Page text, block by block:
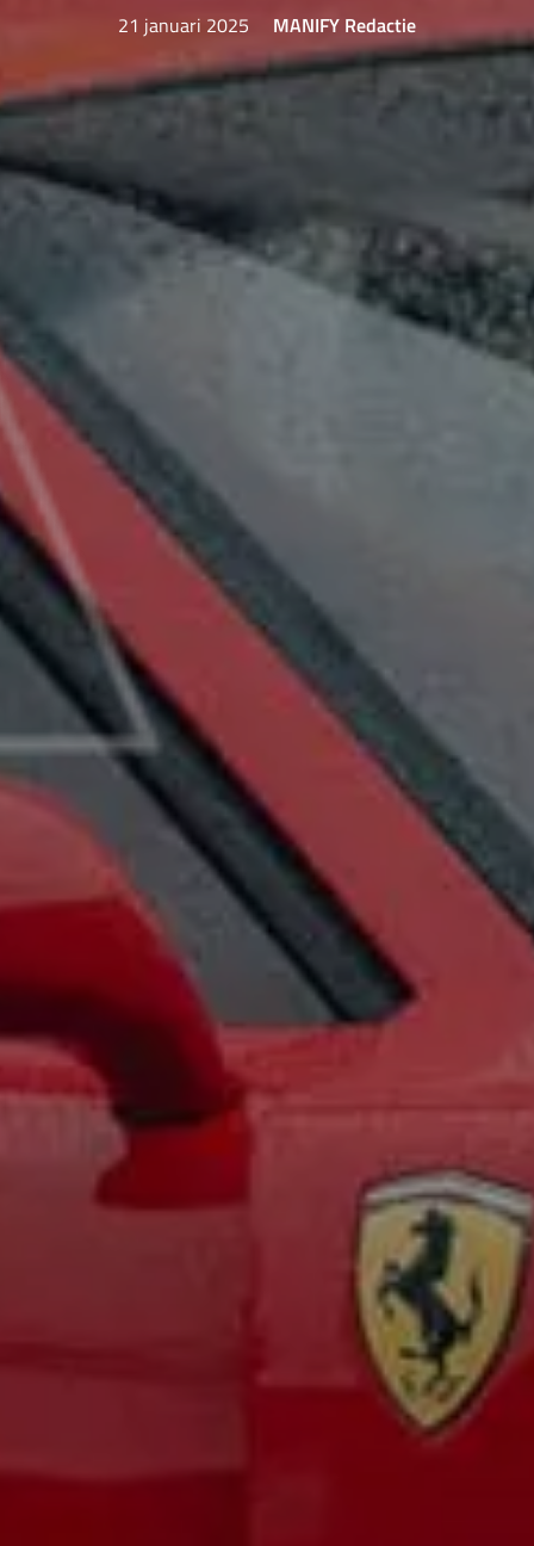
21 januari 2025 MANIFY Redactie